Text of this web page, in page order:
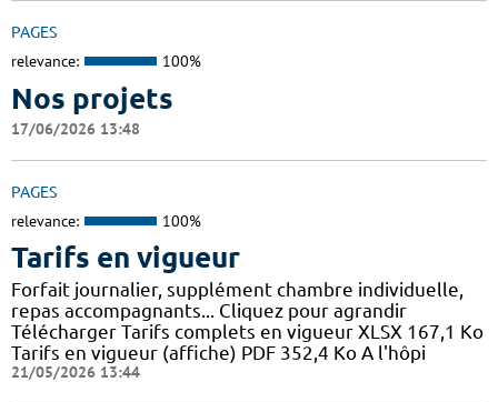
PAGES
relevance: 100%
Nos projets
17/06/2026 13:48
PAGES
relevance: 100%
Tarifs en vigueur
Forfait journalier, supplément chambre individuelle,
repas accompagnants... Cliquez pour agrandir
Télécharger Tarifs complets en vigueur XLSX 167,1 Ko
Tarifs en vigueur (affiche) PDF 352,4 Ko A l'hôpi
21/05/2026 13:44